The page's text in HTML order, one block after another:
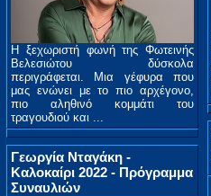
Η ξεχωριστή φωνή της Φωτεινής
Βελεσιώτου δύσκολα
περιγράφεται. Μια γέφυρα που
μας ενώνει με το πιο αρχέγονο,
πιο αληθινό κομμάτι του
τραγουδιού και ...
Γεωργία Νταγάκη -
Kαλοκαίρι 2022 - Πρόγραμμα
Συναυλιών